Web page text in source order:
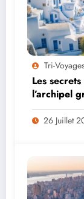
Tri-
Les
l’archipel
26 Juillet